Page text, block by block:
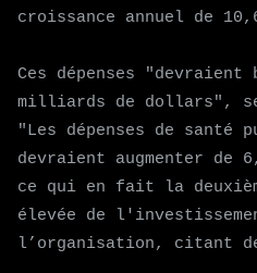
croissance annuel de
Ces dépenses
milliards de dollars",
"Les dépenses de santé
devraient augmenter de
ce qui en fait la
élevée de
l’organisation, citant